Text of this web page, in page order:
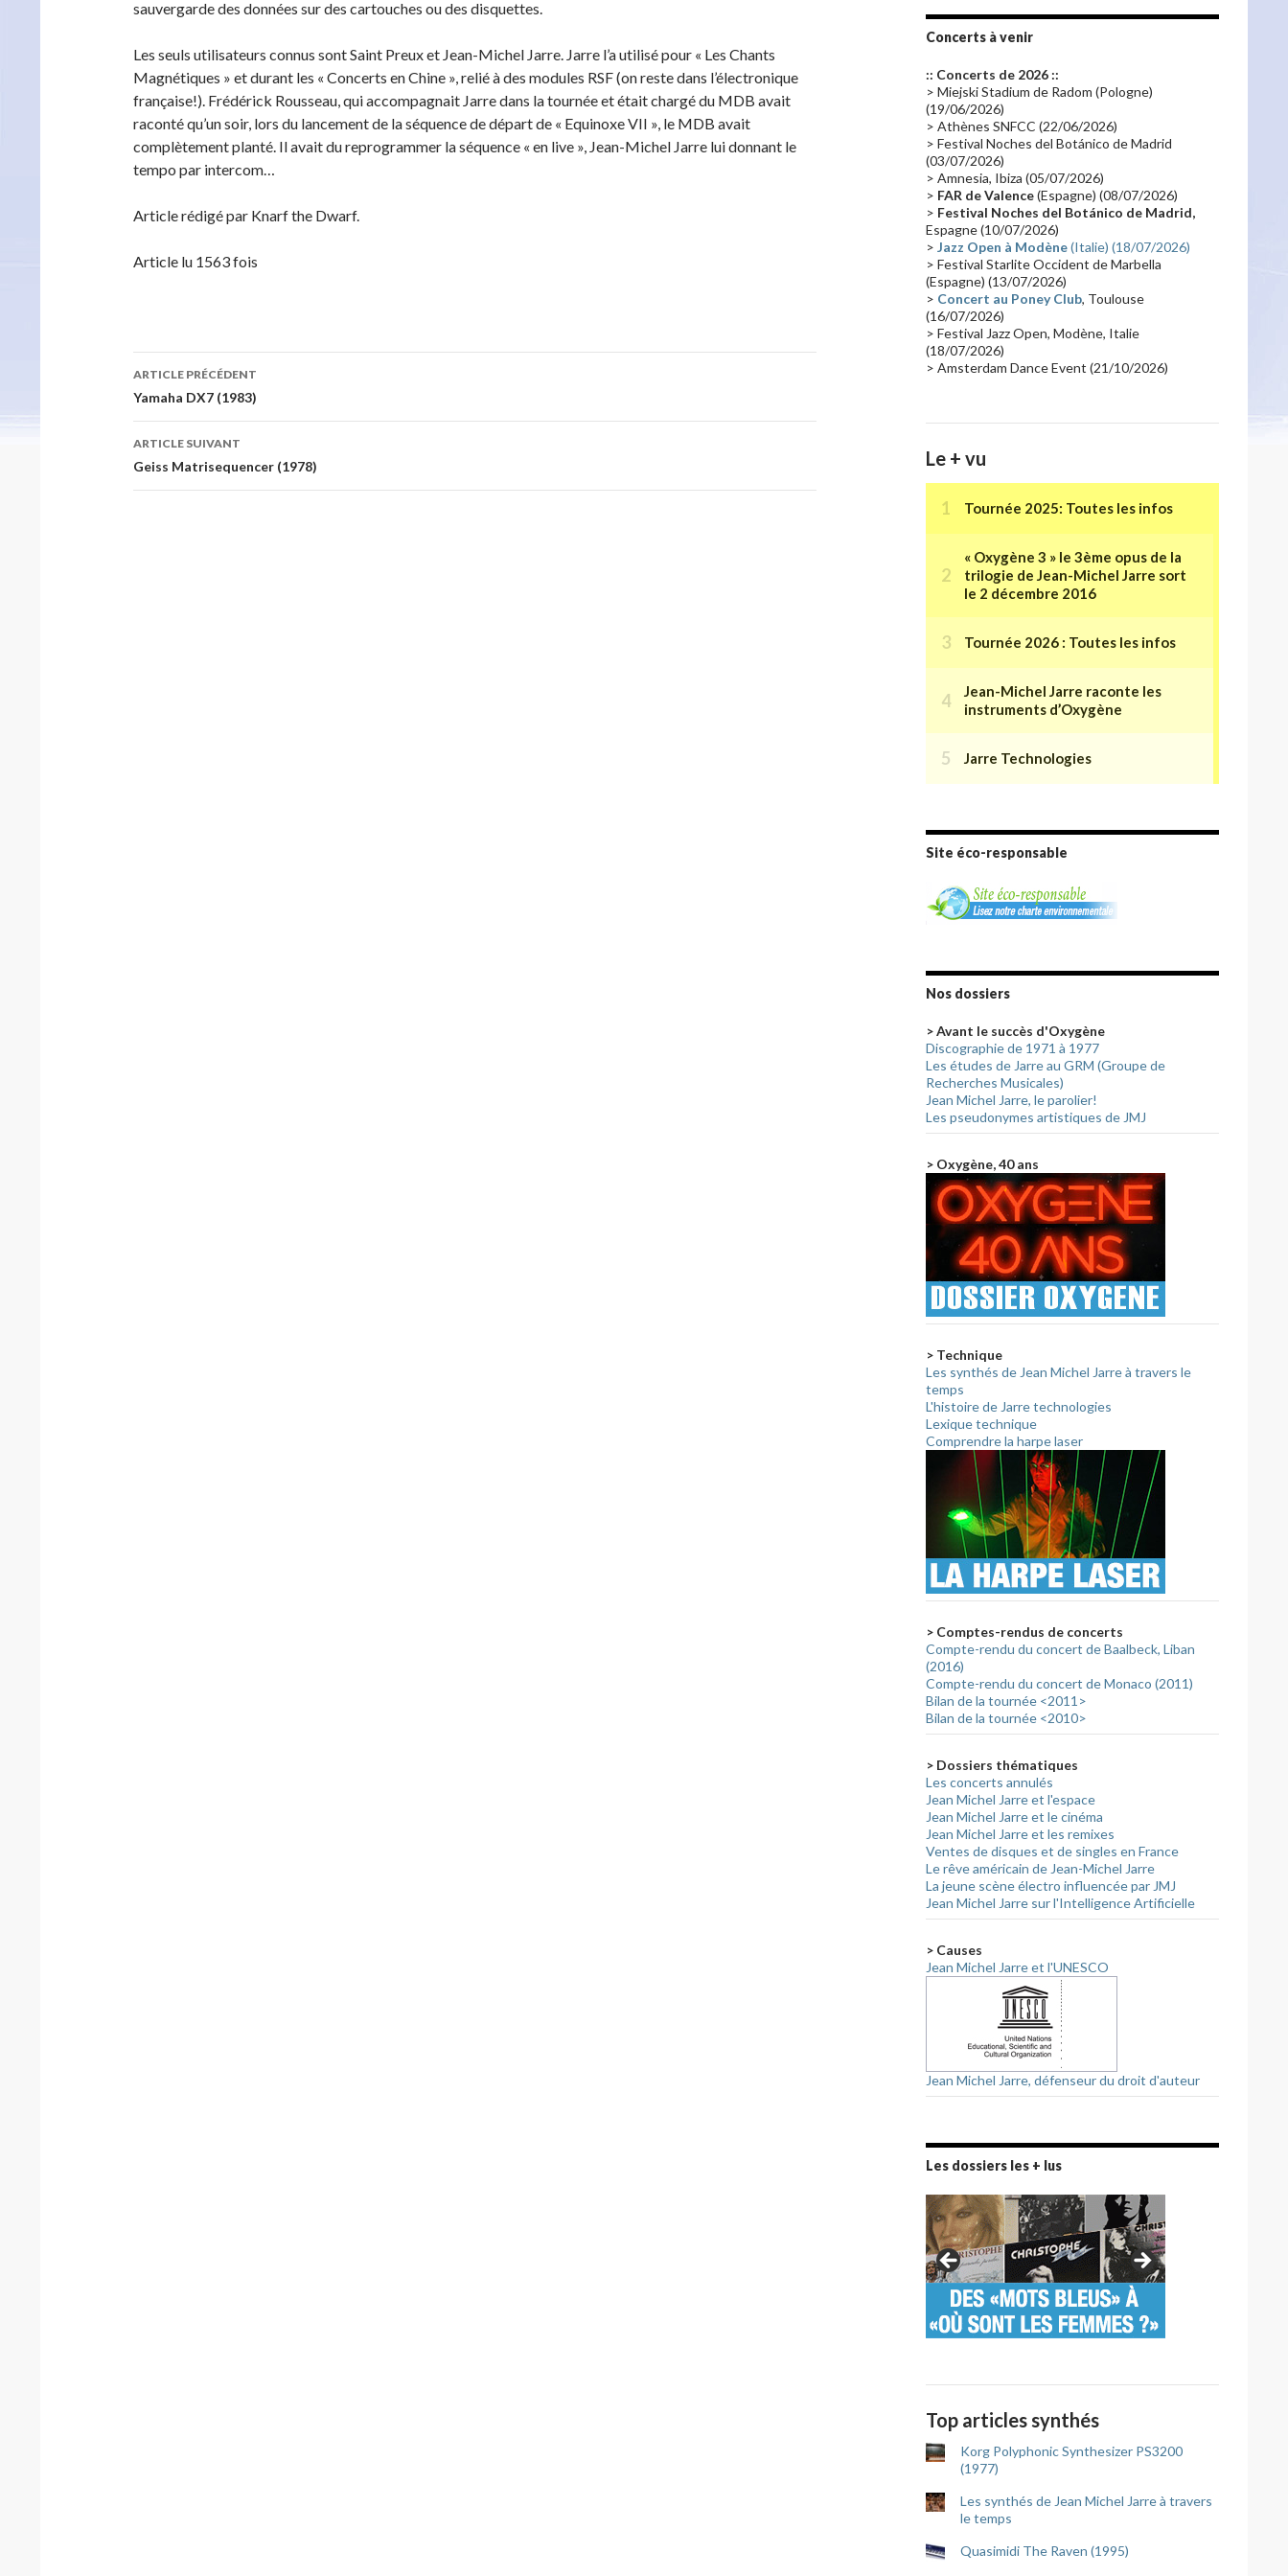
sauvergarde des données sur des cartouches ou des disquettes.
Les seuls utilisateurs connus sont Saint Preux et Jean-Michel Jarre. Jarre l’a utilisé pour « Les Chants
Magnétiques » et durant les « Concerts en Chine », relié à des modules RSF (on reste dans l’électronique
française!). Frédérick Rousseau, qui accompagnait Jarre dans la tournée et était chargé du MDB avait
raconté qu’un soir, lors du lancement de la séquence de départ de « Equinoxe VII », le MDB avait
complètement planté. Il avait du reprogrammer la séquence « en live », Jean-Michel Jarre lui donnant le
tempo par intercom…
Article rédigé par Knarf the Dwarf.
Article lu 1563 fois
Navigation
des
articles
ARTICLE PRÉCÉDENT
Yamaha DX7 (1983)
ARTICLE SUIVANT
Geiss Matrisequencer (1978)
Promo 2019
Emissions 2010 Disques rares
Synthé 70's(20)
Claviériste(19) Groupe de Recherche Musicale
France 2 (18)
Critique(17) Coffret(17) Chronologie(16)
Passages radio(16)
Synthé 80's(16) Les concerts en Chine (16)
Cinéma(16) Houston
Synthé Roland Belgique
Récompense(14) Collaborations 70's(14)
Astronomie(14) France Inter(14)
Concerts à venir
:: Concerts de 2026 ::
> Miejski Stadium de Radom (Pologne)
(19/06/2026)
> Athènes SNFCC (22/06/2026)
> Festival Noches del Botánico de Madrid
(03/07/2026)
> Amnesia, Ibiza (05/07/2026)
> FAR de Valence(Espagne) (08/07/2026)
> Festival Noches del Botánico de Madrid,
Espagne (10/07/2026)
> Jazz Open à Modène(Italie) (18/07/2026)
> Festival Starlite Occident de Marbella
(Espagne) (13/07/2026)
> Concert au Poney Club, Toulouse
(16/07/2026)
> Festival Jazz Open, Modène, Italie
(18/07/2026)
> Amsterdam Dance Event (21/10/2026)
Le + vu
Site éco-responsable
Nos dossiers
> Avant le succès d'Oxygène
Discographie de 1971 à 1977
Les études de Jarre au GRM (Groupe de
Recherches Musicales)
Jean Michel Jarre, le parolier!
Les pseudonymes artistiques de JMJ
> Oxygène, 40 ans
> Technique
Les synthés de Jean Michel Jarre à travers le
temps
L'histoire de Jarre technologies
Lexique technique
Comprendre la harpe laser
> Comptes-rendus de concerts
Compte-rendu du concert de Baalbeck, Liban
(2016)
Compte-rendu du concert de Monaco (2011)
Bilan de la tournée <2011>
Bilan de la tournée <2010>
> Dossiers thématiques
Les concerts annulés
Jean Michel Jarre et l'espace
Jean Michel Jarre et le cinéma
Jean Michel Jarre et les remixes
Ventes de disques et de singles en France
Le rêve américain de Jean-Michel Jarre
La jeune scène électro influencée par JMJ
Jean Michel Jarre sur l'Intelligence Artificielle
> Causes
Jean Michel Jarre et l'UNESCO
Jean Michel Jarre, défenseur du droit d'auteur
Les dossiers les + lus
Top articles synthés
Korg Polyphonic Synthesizer PS3200
(1977)
Les synthés de Jean Michel Jarre à travers
le temps
Quasimidi The Raven (1995)